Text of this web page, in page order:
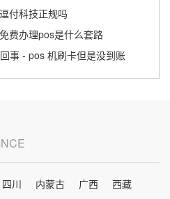
付科技正规吗
费办理pos是什么套路
事 - pos 机刷卡但是没到账
四川 内蒙古 广西 西藏